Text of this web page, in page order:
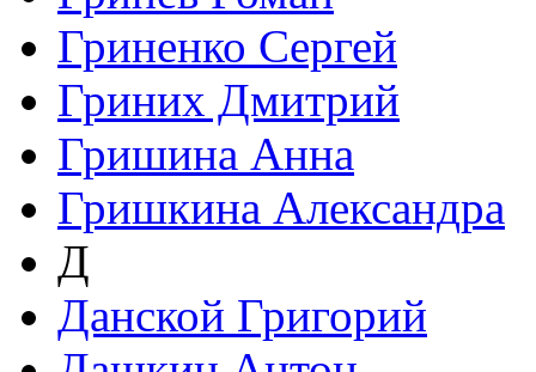
Гриненко Сергей
Гриних Дмитрий
Гришина Анна
Гришкина Александра
Д
Данской Григорий